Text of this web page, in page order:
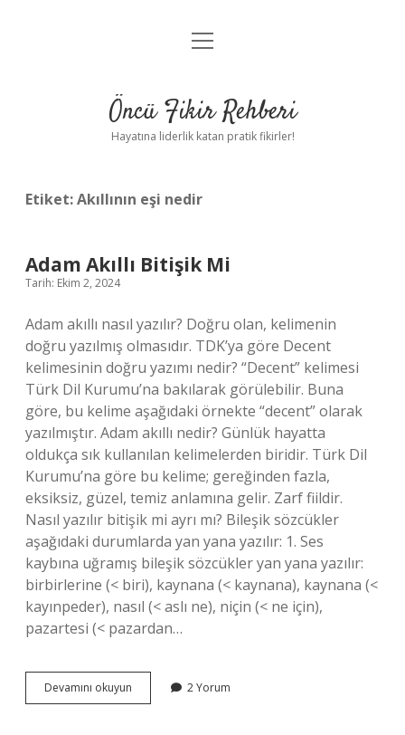
Anasayfa
Yasal Uyarı
menüyü
Öncü Fikir Rehberi
Hayatına liderlik katan pratik fikirler!
Etiket:Akıllının eşi nedir
Adam Akıllı Bitişik Mi
Tarih: Ekim 2, 2024
Adam akıllı nasıl yazılır? Doğru olan, kelimenin
doğru yazılmış olmasıdır. TDK’ya göre Decent
kelimesinin doğru yazımı nedir? “Decent” kelimesi
Türk Dil Kurumu’na bakılarak görülebilir. Buna
göre, bu kelime aşağıdaki örnekte “decent” olarak
yazılmıştır. Adam akıllı nedir? Günlük hayatta
oldukça sık kullanılan kelimelerden biridir. Türk Dil
Kurumu’na göre bu kelime; gereğinden fazla,
eksiksiz, güzel, temiz anlamına gelir. Zarf fiildir.
Nasıl yazılır bitişik mi ayrı mı? Bileşik sözcükler
aşağıdaki durumlarda yan yana yazılır: 1. Ses
kaybına uğramış bileşik sözcükler yan yana yazılır:
birbirlerine (< biri), kaynana (< kaynana), kaynana (<
kayınpeder), nasıl (< aslı ne), niçin (< ne için),
pazartesi (< pazardan…
Devamını okuyun
Akıllı
2 Yorum